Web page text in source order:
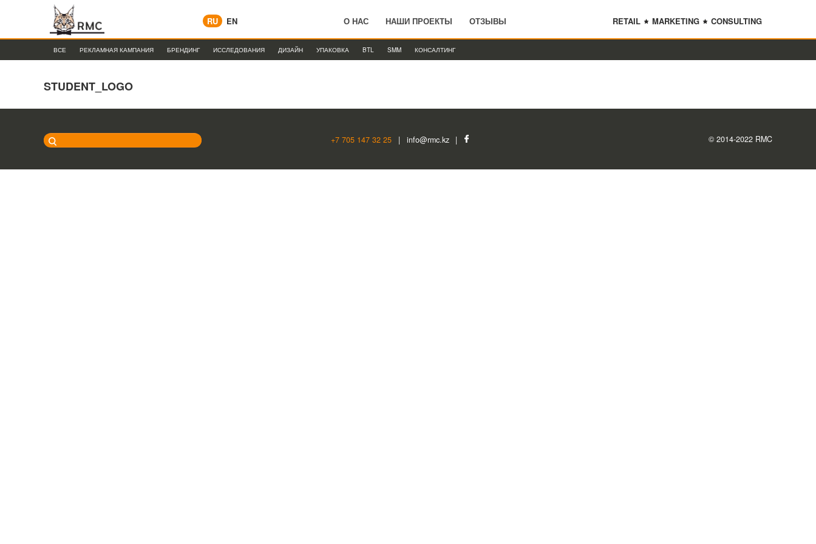
EN
RU О НАС НАШИ ПРОЕКТЫ ОТЗЫВЫ RETAIL MARKETING CONSULTING
ВСЕ РЕКЛАМНАЯ КАМПАНИЯ БРЕНДИНГ ИССЛЕДОВАНИЯ ДИЗАЙН УПАКОВКА BTL SMM КОНСАЛТИНГ
STUDENT_LOGO
+7 705 147 32 25 | info@rmc.kz | © 2014-2022 RMC